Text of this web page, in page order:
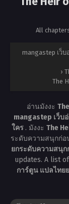
All
mangastep เว็
›
The
อ่านมังงะ
mangastep เว็บ
ใคร . มังงะ The
ระดับความสนุกก่อ
ยกระดับความสนุก
updates. A list
การ์ตูน แปลไทย